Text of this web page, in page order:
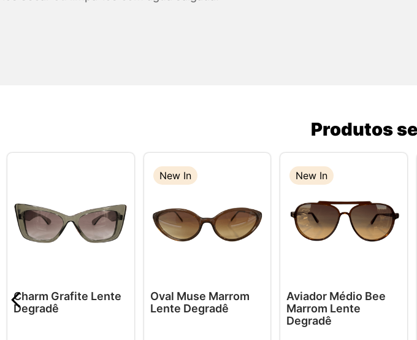
Produtos
Charm Grafite Lente
Degradê
New In
Oval Muse Marrom
Lente Degradê
New In
Aviador Médio Bee
Marrom Lente
Degradê